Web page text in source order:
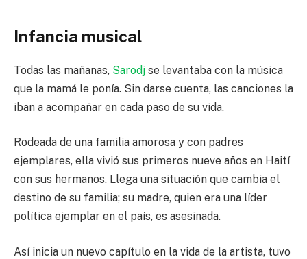
Infancia musical
Todas las mañanas, Sarodj se levantaba con la música
que la mamá le ponía. Sin darse cuenta, las canciones la
iban a acompañar en cada paso de su vida.
Rodeada de una familia amorosa y con padres
ejemplares, ella vivió sus primeros nueve años en Haití
con sus hermanos. Llega una situación que cambia el
destino de su familia; su madre, quien era una líder
política ejemplar en el país, es asesinada.
Así inicia un nuevo capítulo en la vida de la artista, tuvo